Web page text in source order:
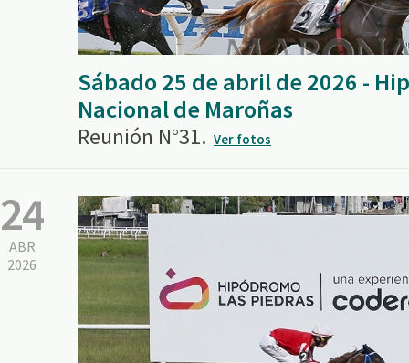
Sábado 25 de abril de 2026 -
Nacional de Maroñas
Reunión N°31. Ver fotos
24
ABR
2026